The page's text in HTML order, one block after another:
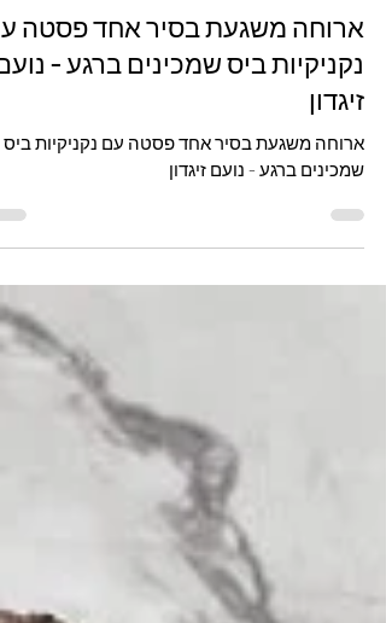
כל המתכונים
ארוחה משגעת בסיר אחד פסטה
נקניקיות ביס שמכינים ברגע -
זיגדון
שמכינים ברגע - נועם זיגדון